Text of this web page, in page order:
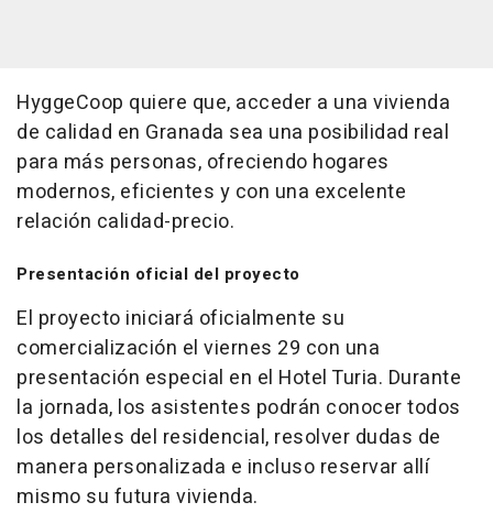
HyggeCoop quiere que, acceder a una vivienda
de calidad en Granada sea una posibilidad real
para más personas, ofreciendo hogares
modernos, eficientes y con una excelente
relación calidad-precio.
Presentación oficial del proyecto
El proyecto iniciará oficialmente su
comercialización el viernes 29 con una
presentación especial en el Hotel Turia. Durante
la jornada, los asistentes podrán conocer todos
los detalles del residencial, resolver dudas de
manera personalizada e incluso reservar allí
mismo su futura vivienda.